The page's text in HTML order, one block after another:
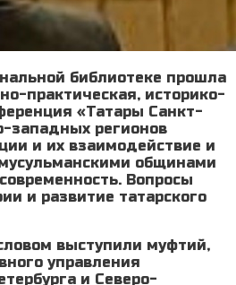
библиотеке прошла
практическая, историко-
«Татары Санкт-
западных регионов
и их взаимодействие и
общинами
Вопросы
и развитие татарского
выступили муфтий,
управления
и Северо-